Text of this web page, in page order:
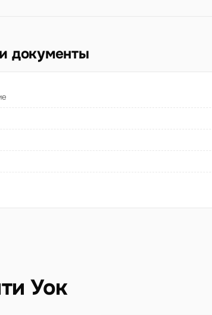
документы
Уок